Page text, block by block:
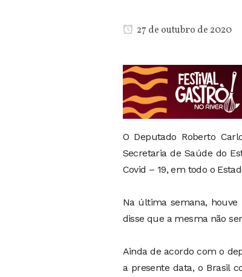
27 de outubro de 2020
O Deputado Roberto
Secretaria de Saúde do
Covid – 19, em todo o
Na última semana,
disse que a mesma não
Ainda de acordo com o
a presente data, o Brasil